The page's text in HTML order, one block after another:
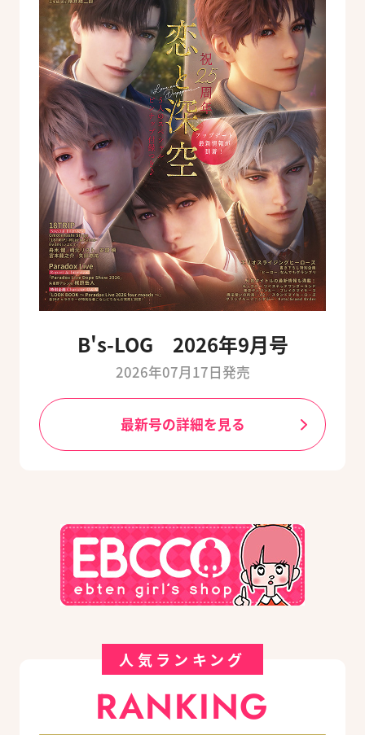
B's-LOG 2026年9月号
2026年07月17日発売
最新号の詳細を見る
人気ランキング
RANKING